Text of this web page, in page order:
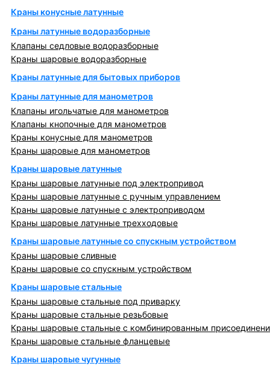
Краны конусные латунные
Краны латунные водоразборные
Клапаны седловые водоразборные
Краны шаровые водоразборные
Краны латунные для бытовых приборов
Краны латунные для манометров
Клапаны игольчатые для манометров
Клапаны кнопочные для манометров
Краны конусные для манометров
Краны шаровые для манометров
Краны шаровые латунные
Краны шаровые латунные под электропривод
Краны шаровые латунные с ручным управлением
Краны шаровые латунные с электроприводом
Краны шаровые латунные трехходовые
Краны шаровые латунные со спускным устройством
Краны шаровые сливные
Краны шаровые со спускным устройством
Краны шаровые стальные
Краны шаровые стальные под приварку
Краны шаровые стальные резьбовые
Краны шаровые стальные с комбинированным
Краны шаровые стальные фланцевые
Краны шаровые чугунные